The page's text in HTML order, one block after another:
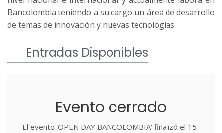
Bancolombia teniendo a su cargo un área de desarrollo
de temas de innovación y nuevas tecnologías.
Entradas Disponibles
Evento cerrado
El evento 'OPEN DAY BANCOLOMBIA' finalizó el 15-